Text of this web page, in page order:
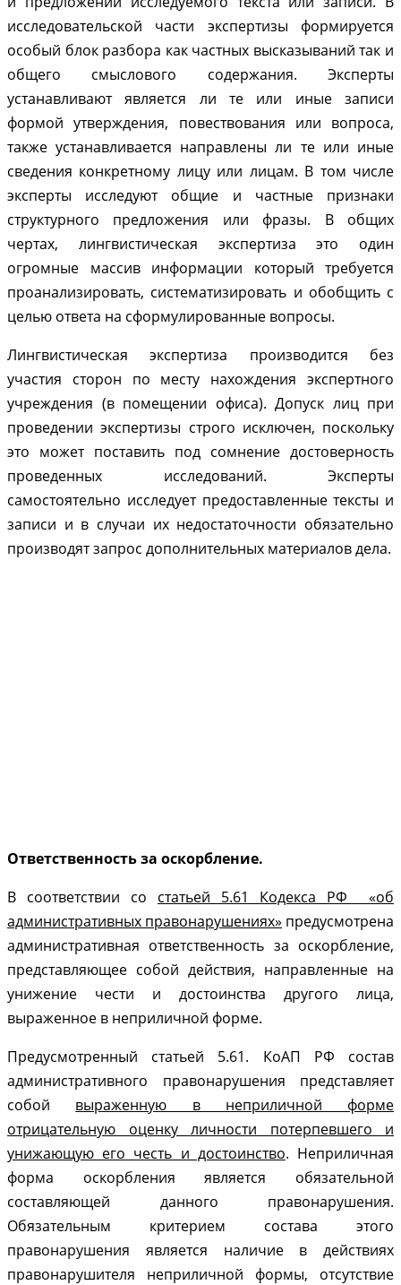
исследовательской части экспертизы формируется
особый блок разбора как частных высказываний так и
общего смыслового содержания. Эксперты
устанавливают является ли те или иные записи
формой утверждения, повествования или вопроса,
также устанавливается направлены ли те или иные
сведения конкретному лицу или лицам. В том числе
эксперты исследуют общие и частные признаки
структурного предложения или фразы. В общих
чертах, лингвистическая экспертиза это один
огромные массив информации который требуется
проанализировать, систематизировать и обобщить с
целью ответа на сформулированные вопросы.
Лингвистическая экспертиза производится без
участия сторон по месту нахождения экспертного
учреждения (в помещении офиса). Допуск лиц при
проведении экспертизы строго исключен, поскольку
это может поставить под сомнение достоверность
проведенных исследований. Эксперты
самостоятельно исследует предоставленные тексты и
записи и в случаи их недостаточности обязательно
производят запрос дополнительных материалов дела.
Ответственность за оскорбление.
В соответствии со статьей 5.61 Кодекса РФ «об
административных правонарушениях» предусмотрена
административная ответственность за оскорбление,
представляющее собой действия, направленные на
унижение чести и достоинства другого лица,
выраженное в неприличной форме.
Предусмотренный статьей 5.61. КоАП РФ состав
административного правонарушения представляет
собой выраженную в неприличной форме
отрицательную оценку личности потерпевшего и
унижающую его честь и достоинство. Неприличная
форма оскорбления является обязательной
составляющей данного правонарушения.
Обязательным критерием состава этого
правонарушения является наличие в действиях
правонарушителя неприличной формы, отсутствие